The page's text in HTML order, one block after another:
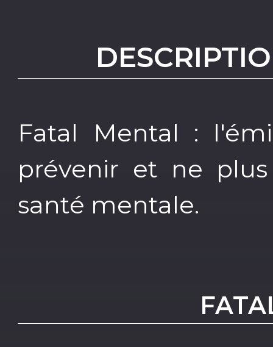
Fatal Mental :
prévenir et ne
santé mentale.